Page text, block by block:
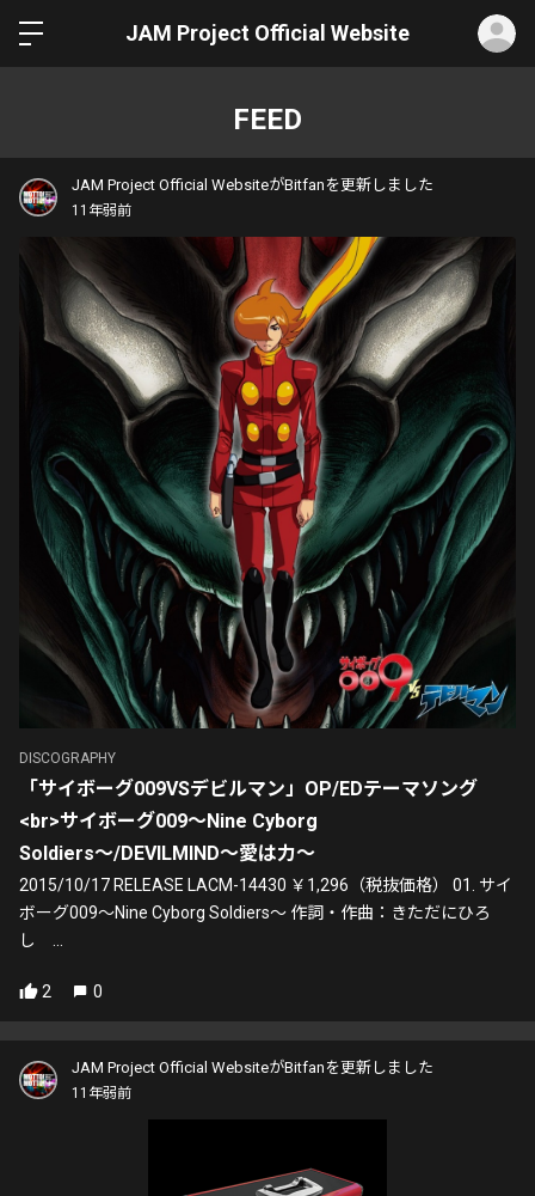
JAM Project Official Website
FEED
JAM Project Official WebsiteがBitfanを更新しました
11年弱前
DISCOGRAPHY
「サイボーグ009VSデビルマン」OP/EDテーマソング
<br>サイボーグ009〜Nine Cyborg
Soldiers〜/DEVILMIND〜愛は力〜
2015/10/17 RELEASE LACM-14430 ￥1,296（税抜価格） 01. サイ
ボーグ009〜Nine Cyborg Soldiers〜 作詞・作曲：きただにひろ
し ...
2 0
JAM Project Official WebsiteがBitfanを更新しました
11年弱前